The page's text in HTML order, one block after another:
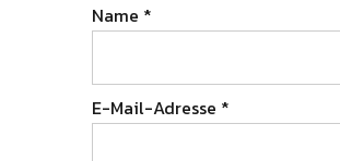
Name *
E-Mail-Adresse *